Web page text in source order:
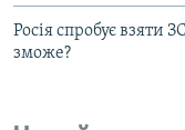
Росія спробує взяти
зможе?